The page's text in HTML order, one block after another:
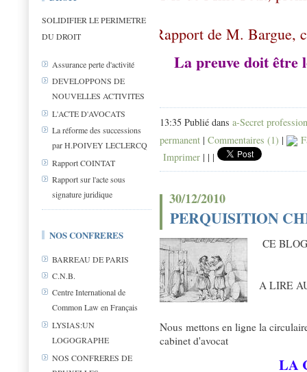
SOLIDIFIER LE PERIMETRE
DU DROIT
Assurance perte d'activité
DEVELOPPONS DE
NOUVELLES ACTIVITES
L'ACTE D'AVOCATS
La réforme des successions
par H.POIVEY LECLERCQ
Rapport COINTAT
Rapport sur l'acte sous
signature juridique
NOS CONFRERES
BARREAU DE PARIS
C.N.B.
Centre International de
Common Law en Français
LYSIAS:UN
LOGOGRAPHE
NOS CONFRERES DE
Rapport de M. Bargue,
La preuve doit être
13:35 Publié dans a-Secret
permanent | Commentaires (1) |
Imprimer | | |
30/12/2010
PERQUISITION
CE
A LIRE
Nous mettons en ligne la
cabinet d'avocat
LA